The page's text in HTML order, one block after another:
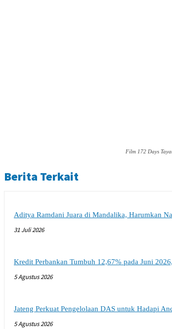
Film 172 Days
Berita Terkait
Aditya Ramdani Juara di Mandalika, Harumkan
31 Juli 2026
Kredit Perbankan Tumbuh 12,67% pada Juni
5 Agustus 2026
Jateng Perkuat Pengelolaan DAS untuk Hadapi
5 Agustus 2026